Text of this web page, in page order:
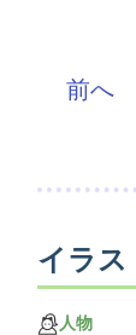
前へ
イラス
人物